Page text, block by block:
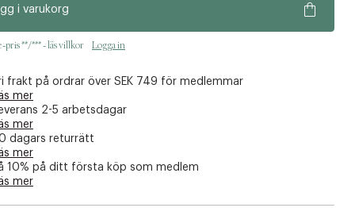
i varukorg
pris **/*** - läs villkor Logga in
frakt på ordrar över SEK 749 för medlemmar
mer
2-5 arbetsdagar
mer
dagars returrätt
mer
10% på ditt första köp som medlem
mer